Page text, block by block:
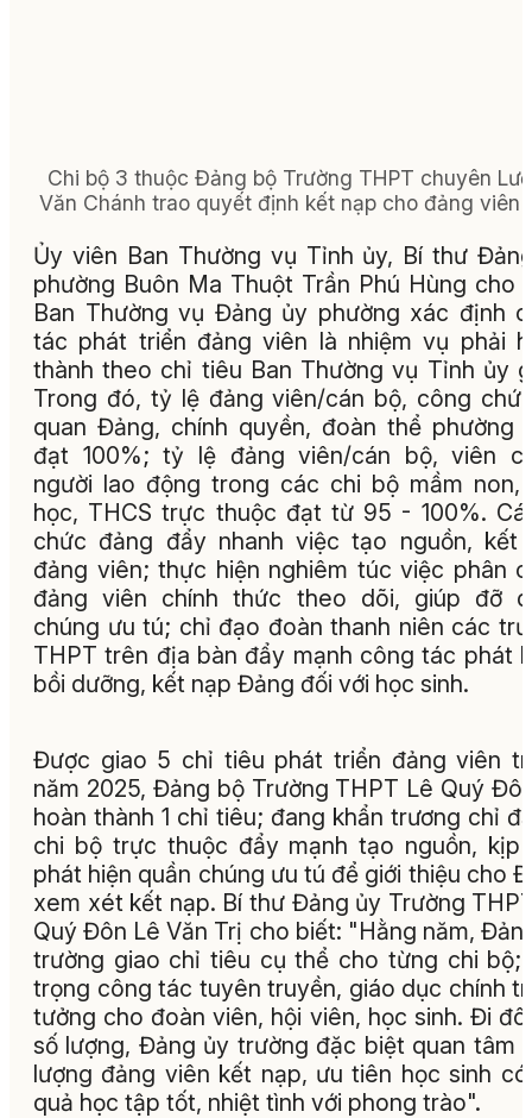
Chi bộ 3 thuộc Đảng bộ Trường THPT chuyên
Văn Chánh trao quyết định kết nạp cho đảng viên
Ủy viên Ban Thường vụ Tỉnh ủy, Bí thư
phường Buôn Ma Thuột Trần Phú Hùng cho
Ban Thường vụ Đảng ủy phường xác định
tác phát triển đảng viên là nhiệm vụ phải
thành theo chỉ tiêu Ban Thường vụ Tỉnh ủy
Trong đó, tỷ lệ đảng viên/cán bộ, công
quan Đảng, chính quyền, đoàn thể phường
đạt 100%; tỷ lệ đảng viên/cán bộ, viên
người lao động trong các chi bộ mầm non,
học, THCS trực thuộc đạt từ 95 - 100%.
chức đảng đẩy nhanh việc tạo nguồn, kết
đảng viên; thực hiện nghiêm túc việc phân
đảng viên chính thức theo dõi, giúp đỡ
chúng ưu tú; chỉ đạo đoàn thanh niên các
THPT trên địa bàn đẩy mạnh công tác phát
bồi dưỡng, kết nạp Đảng đối với học sinh.
Được giao 5 chỉ tiêu phát triển đảng viên
năm 2025, Đảng bộ Trường THPT Lê Quý
hoàn thành 1 chỉ tiêu; đang khẩn trương chỉ
chi bộ trực thuộc đẩy mạnh tạo nguồn, kịp
phát hiện quần chúng ưu tú để giới thiệu cho
xem xét kết nạp. Bí thư Đảng ủy Trường
Quý Đôn Lê Văn Trị cho biết: "Hằng năm,
trường giao chỉ tiêu cụ thể cho từng chi bộ;
trọng công tác tuyên truyền, giáo dục chính
tưởng cho đoàn viên, hội viên, học sinh. Đi
số lượng, Đảng ủy trường đặc biệt quan tâm
lượng đảng viên kết nạp, ưu tiên học sinh
quả học tập tốt, nhiệt tình với phong trào".